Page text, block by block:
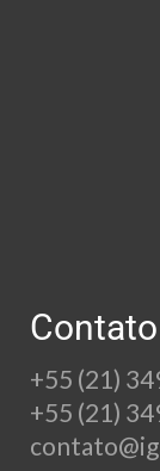
Contato
+55 (21)
+55 (21)